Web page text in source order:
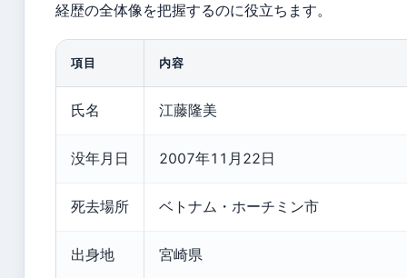
経歴の全体像を把握するのに役立ちます。
項目 内容
氏名 江藤隆美
没年月日 2007年11月22日
死去場所 ベトナム・ホーチミン市
出身地 宮崎県